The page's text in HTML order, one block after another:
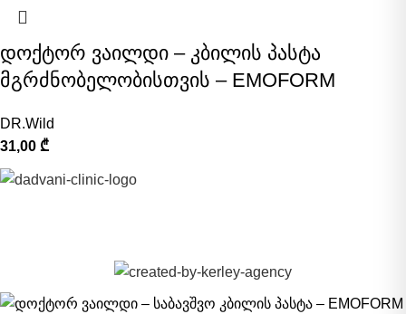
დოქტორ ვაილდი – კბილის პასტა
მგრძნობელობისთვის – EMOFORM
DR.Wild
31,00 ₾